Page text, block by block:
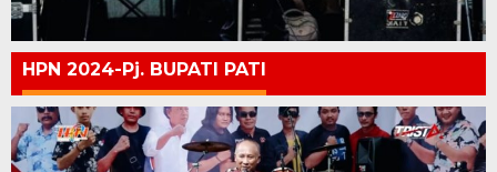
HPN 2024-Pj. BUPATI PATI